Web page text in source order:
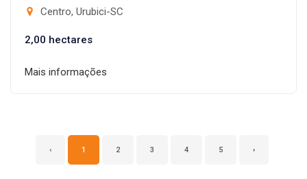
Centro, Urubici-SC
2,00 hectares
Mais informações
‹ 1 2 3 4 5 ›